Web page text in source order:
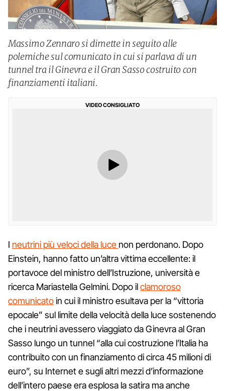
Massimo Zennaro si dimette in seguito alle
polemiche sul comunicato in cui si parlava di un
tunnel tra il Ginevra e il Gran Sasso costruito con
finanziamenti italiani.
VIDEO CONSIGLIATO
I neutrini più veloci della luce non perdonano. Dopo
Einstein, hanno fatto un’altra vittima eccellente: il
portavoce del ministro dell’Istruzione, università e
ricerca Mariastella Gelmini. Dopo ilclamoroso
comunicatoin cui il ministro esultava per la “vittoria
epocale” sul limite della velocità della luce sostenendo
che i neutrini avessero viaggiato da Ginevra al Gran
Sasso lungo un tunnel “alla cui costruzione l’Italia ha
contribuito con un finanziamento di circa 45 milioni di
euro”, su Internet e sugli altri mezzi d’informazione
dell’intero paese era esplosa la satira ma anche